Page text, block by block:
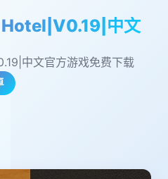
中文
中文官方游戏免费下载